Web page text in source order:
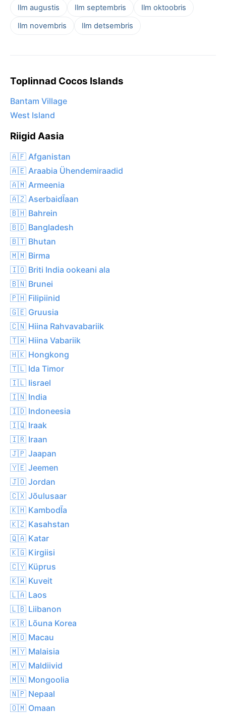
Ilm augustis Ilm septembris
Ilm oktoobris
Ilm novembris
Ilm detsembris
Toplinnad Cocos Islands
Bantam Village
West Island
Riigid Aasia
🇦🇫 Afganistan
🇦🇪 Araabia Ühendemiraadid
🇦🇲 Armeenia
🇦🇿 AserbaidĪaan
🇧🇭 Bahrein
🇧🇩 Bangladesh
🇧🇹 Bhutan
🇲🇲 Birma
🇮🇴 Briti India ookeani ala
🇧🇳 Brunei
🇵🇭 Filipiinid
🇬🇪 Gruusia
🇨🇳 Hiina Rahvavabariik
🇹🇼 Hiina Vabariik
🇭🇰 Hongkong
🇹🇱 Ida Timor
🇮🇱 Iisrael
🇮🇳 India
🇮🇩 Indoneesia
🇮🇶 Iraak
🇮🇷 Iraan
🇯🇵 Jaapan
🇾🇪 Jeemen
🇯🇴 Jordan
🇨🇽 Jõulusaar
🇰🇭 KambodĪa
🇰🇿 Kasahstan
🇶🇦 Katar
🇰🇬 Kirgiisi
🇨🇾 Küprus
🇰🇼 Kuveit
🇱🇦 Laos
🇱🇧 Liibanon
🇰🇷 Lõuna Korea
🇲🇴 Macau
🇲🇾 Malaisia
🇲🇻 Maldiivid
🇲🇳 Mongoolia
🇳🇵 Nepaal
🇴🇲 Omaan